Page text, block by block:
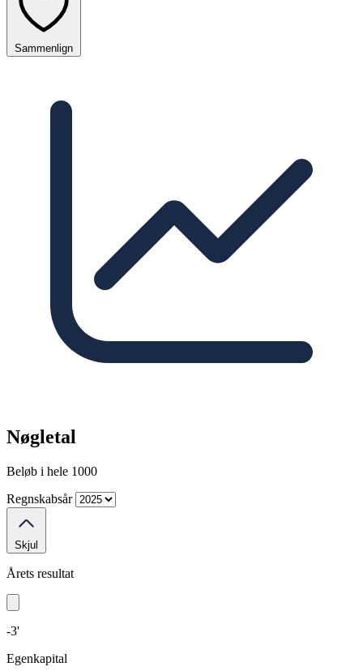
Sammenlign
Nøgletal
Beløb i hele 1000
Regnskabsår
Skjul
Årets resultat
-3'
Egenkapital